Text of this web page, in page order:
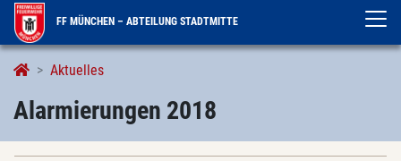
FF MÜNCHEN – ABTEILUNG STADTMITTE
Aktuelles
Alarmierungen
Alarmierungen 2018